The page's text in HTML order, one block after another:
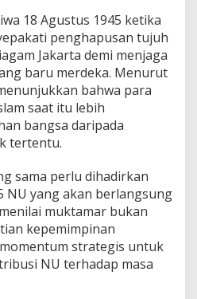
18 Agustus 1945 ketika
penghapusan tujuh
Jakarta demi menjaga
baru merdeka. Menurut
bahwa para
saat itu lebih
bangsa daripada
tertentu.
sama perlu dihadirkan
NU yang akan berlangsung
muktamar bukan
kepemimpinan
strategis untuk
NU terhadap masa